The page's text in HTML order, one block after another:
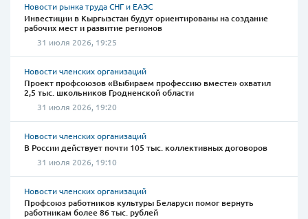
Новости рынка труда СНГ и ЕАЭС
Инвестиции в Кыргызстан будут ориентированы на создание
рабочих мест и развитие регионов
31 июля 2026, 19:25
Новости членских организаций
Проект профсоюзов «Выбираем профессию вместе» охватил
2,5 тыс. школьников Гродненской области
31 июля 2026, 19:20
Новости членских организаций
В России действует почти 105 тыс. коллективных договоров
31 июля 2026, 19:10
Новости членских организаций
Профсоюз работников культуры Беларуси помог вернуть
работникам более 86 тыс. рублей